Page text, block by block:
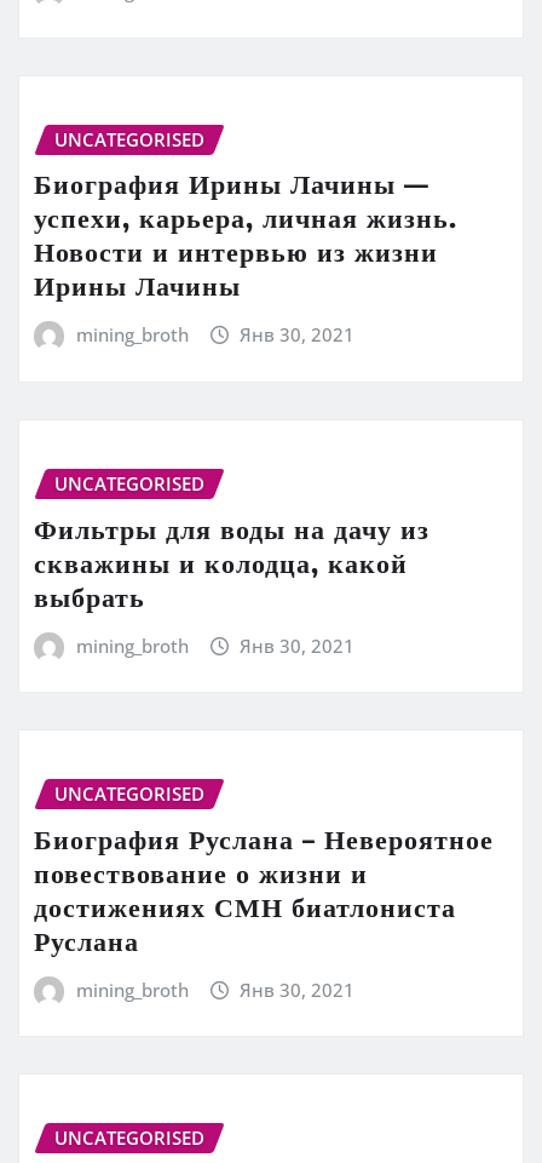
UNCATEGORISED
Биография Ирины Лачины —
успехи, карьера, личная жизнь.
Новости и интервью из жизни
Ирины Лачины
mining_broth Янв 30, 2021
UNCATEGORISED
Фильтры для воды на дачу из
скважины и колодца, какой
выбрать
mining_broth Янв 30, 2021
UNCATEGORISED
Биография Руслана – Невероятное
повествование о жизни и
достижениях СМН биатлониста
Руслана
mining_broth Янв 30, 2021
UNCATEGORISED